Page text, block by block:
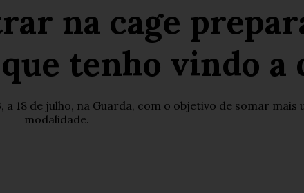
na cage
tenho vindo a
18 de julho, na Guarda, com o objetivo de somar
modalidade.